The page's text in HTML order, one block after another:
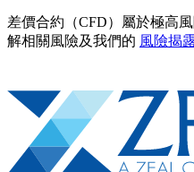
差價合約（CFD）屬於極高
解相關風險及我們的 風險揭